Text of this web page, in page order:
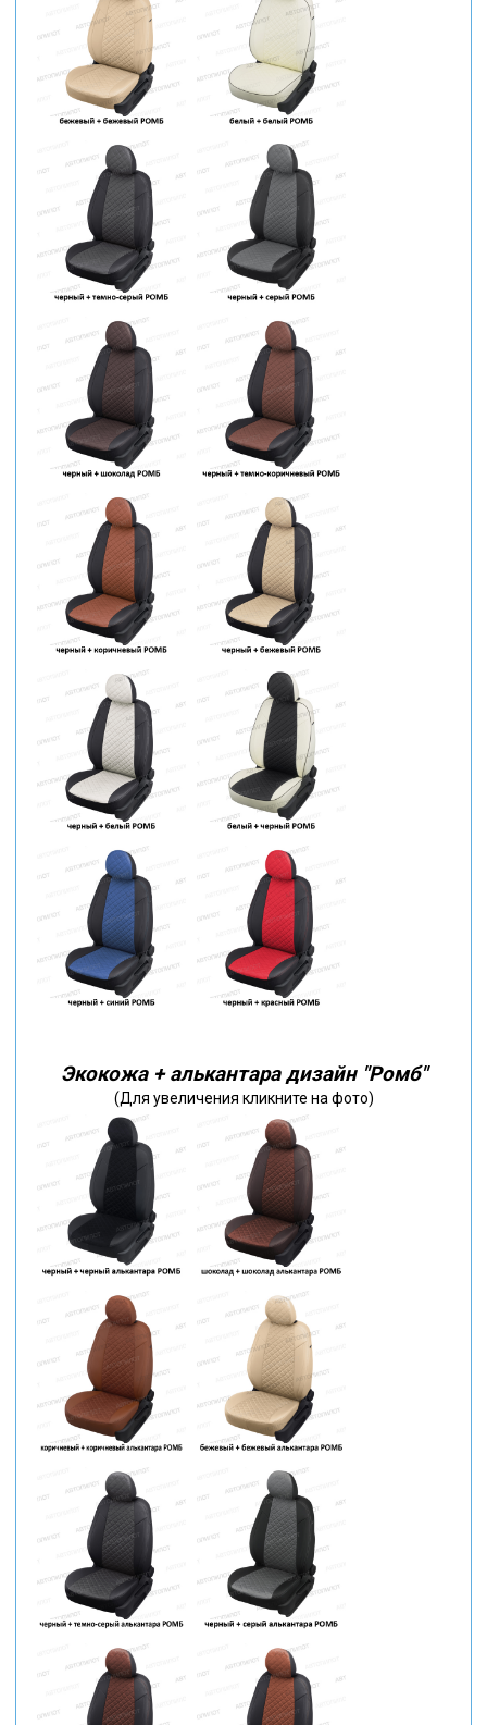
Экокожа + алькантара дизайн "Ромб"
(Для увеличения кликните на фото)